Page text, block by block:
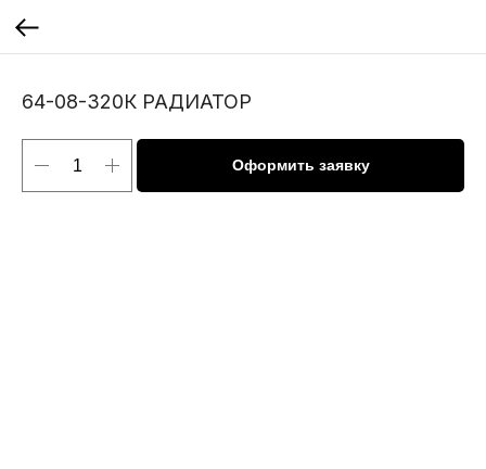
64-08-320К РАДИАТОР
Оформить заявку